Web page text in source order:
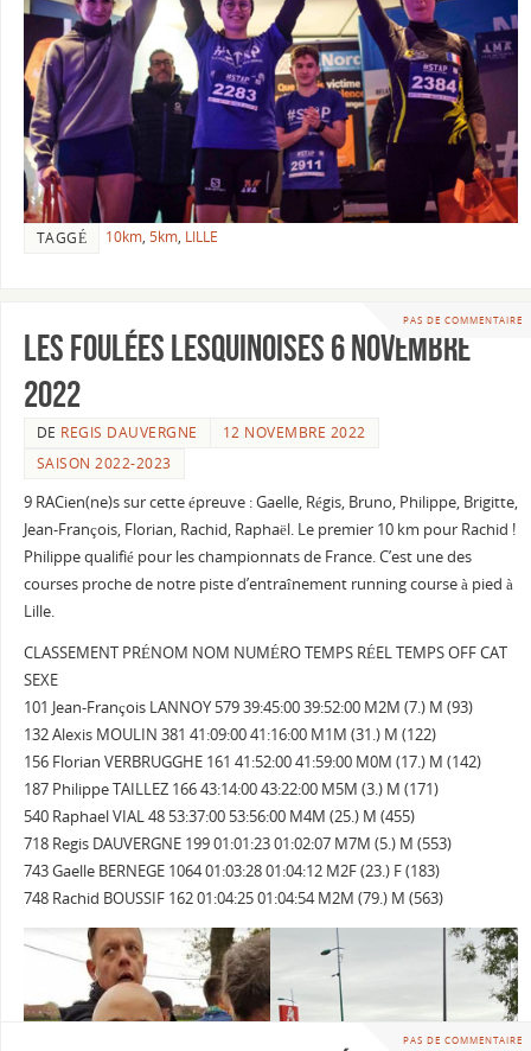
TAGGÉ 10km,5km, LILLE
PAS DE COMMENTAIRE
Les foulées Lesquinoises 6 novembre
2022
DE REGIS DAUVERGNE
12 NOVEMBRE 2022
SAISON 2022-2023
9 RACien(ne)s sur cette épreuve : Gaelle, Régis, Bruno, Philippe, Brigitte,
Jean-François, Florian, Rachid, Raphaël. Le premier 10 km pour Rachid !
Philippe qualifié pour les championnats de France. C’est une des
courses proche de notre piste d’entraînement running course à pied à
Lille.
CLASSEMENT PRÉNOM NOM NUMÉRO TEMPS RÉEL TEMPS OFF CAT
SEXE
101 Jean-François LANNOY 579 39:45:00 39:52:00 M2M (7.) M (93)
132 Alexis MOULIN 381 41:09:00 41:16:00 M1M (31.) M (122)
156 Florian VERBRUGGHE 161 41:52:00 41:59:00 M0M (17.) M (142)
187 Philippe TAILLEZ 166 43:14:00 43:22:00 M5M (3.) M (171)
540 Raphael VIAL 48 53:37:00 53:56:00 M4M (25.) M (455)
718 Regis DAUVERGNE 199 01:01:23 01:02:07 M7M (5.) M (553)
743 Gaelle BERNEGE 1064 01:03:28 01:04:12 M2F (23.) F (183)
748 Rachid BOUSSIF 162 01:04:25 01:04:54 M2M (79.) M (563)
PAS DE COMMENTAIRE